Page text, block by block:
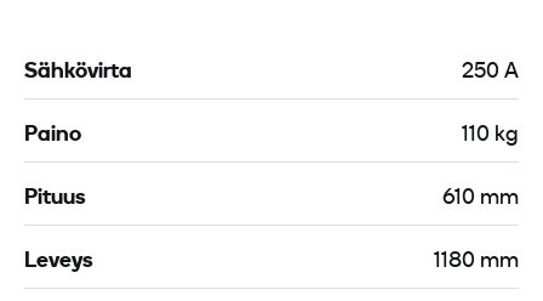
Sähkövirta 250 A
Paino 110 kg
Pituus 610 mm
Leveys 1180 mm